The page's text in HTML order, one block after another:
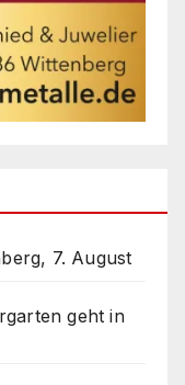
7. August
geht in